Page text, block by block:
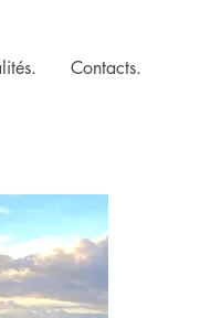
Contacts.